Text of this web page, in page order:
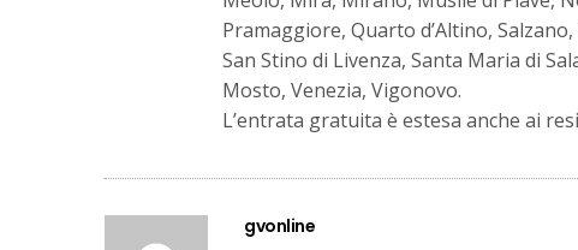
Pramaggiore, Quarto d’Altino,
San Stino di Livenza, Santa Maria di
Mosto, Venezia, Vigonovo.
L’entrata gratuita è estesa anche ai
gvonline